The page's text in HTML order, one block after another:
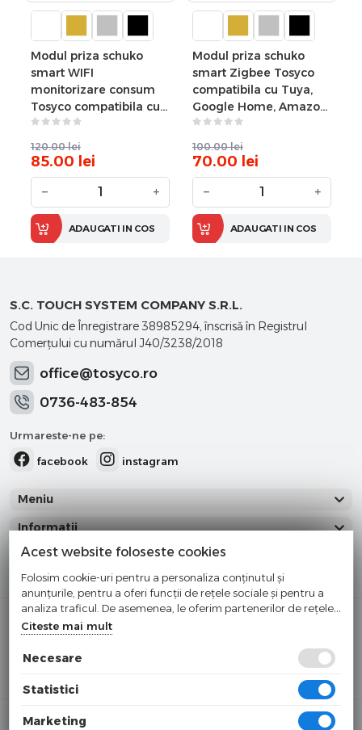
Modul priza schuko
smart WIFI
monitorizare consum
Tosyco compatibila cu
Tuya, Google Home,
Amazon Alexa
120.00 lei
85.00 lei
− +
ADAUGATI IN COS
Modul priza schuko
smart Zigbee Tosyco
compatibila cu Tuya,
Google Home, Amazon
Alexa
100.00 lei
70.00 lei
− +
ADAUGATI IN COS
S.C. TOUCH SYSTEM COMPANY S.R.L.
Cod Unic de Înregistrare 38985294, înscrisă în Registrul
Comerţului cu numărul J40/3238/2018
office@tosyco.ro
0736-483-854
Urmareste-ne pe:
facebook
instagram
Meniu
Informatii
Categorii
Cumparati cu incredere
Checkout securizat de Netopia
© 2025 tosyco.ro
×
Acest website foloseste cookies
Folosim cookie-uri pentru a personaliza conținutul și
anunțurile, pentru a oferi funcții de rețele sociale și pentru a
analiza traficul. De asemenea, le oferim partenerilor de rețele
sociale, de publicitate și de analize informații cu privire la
modul în care folosiți site-ul nostru. Aceștia le pot combina cu
alte informații oferite de dvs. sau culese în urma folosirii
Citeste mai mult
Necesare
Statistici
Marketing